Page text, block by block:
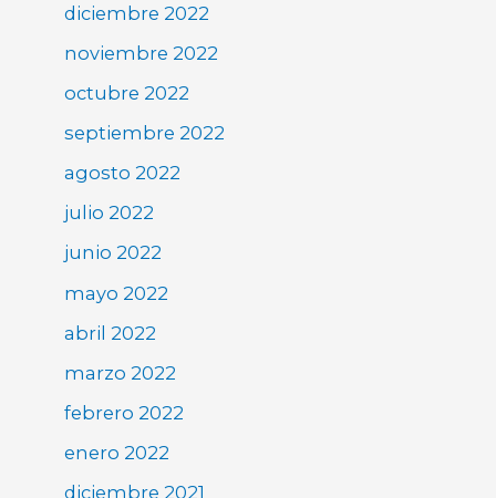
diciembre 2022
noviembre 2022
octubre 2022
septiembre 2022
agosto 2022
julio 2022
junio 2022
mayo 2022
abril 2022
marzo 2022
febrero 2022
enero 2022
diciembre 2021